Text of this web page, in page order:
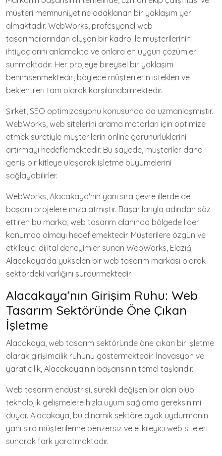
müşteri memnuniyetine odaklanan bir yaklaşım yer
almaktadır. WebWorks, profesyonel web
tasarımcılarından oluşan bir kadro ile müşterilerinin
ihtiyaçlarını anlamakta ve onlara en uygun çözümleri
sunmaktadır. Her projeye bireysel bir yaklaşım
benimsenmektedir, böylece müşterilerin istekleri ve
beklentileri tam olarak karşılanabilmektedir.
Şirket, SEO optimizasyonu konusunda da uzmanlaşmıştır.
WebWorks, web sitelerini arama motorları için optimize
etmek suretiyle müşterilerin online görünürlüklerini
artırmayı hedeflemektedir. Bu sayede, müşteriler daha
geniş bir kitleye ulaşarak işletme büyümelerini
sağlayabilirler.
WebWorks, Alacakaya'nın yanı sıra çevre illerde de
başarılı projelere imza atmıştır. Başarılarıyla adından söz
ettiren bu marka, web tasarım alanında bölgede lider
konumda olmayı hedeflemektedir. Müşterilere özgün ve
etkileyici dijital deneyimler sunan WebWorks, Elazığ
Alacakaya'da yükselen bir web tasarım markası olarak
sektördeki varlığını sürdürmektedir.
Alacakaya’nın Girişim Ruhu: Web
Tasarım Sektöründe Öne Çıkan
İşletme
Alacakaya, web tasarım sektöründe öne çıkan bir işletme
olarak girişimcilik ruhunu göstermektedir. İnovasyon ve
yaratıcılık, Alacakaya'nın başarısının temel taşlarıdır.
Web tasarım endüstrisi, sürekli değişen bir alan olup
teknolojik gelişmelere hızla uyum sağlama gereksinimi
duyar. Alacakaya, bu dinamik sektöre ayak uydurmanın
yanı sıra müşterilerine benzersiz ve etkileyici web siteleri
sunarak fark yaratmaktadır.